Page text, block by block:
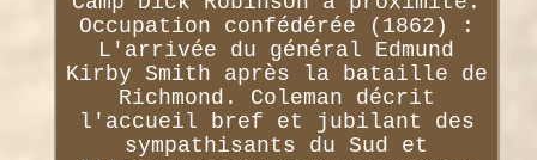
Occupation confédérée (1862) :
L'arrivée du général Edmund
Kirby Smith après la bataille de
Richmond. Coleman décrit
l'accueil bref et jubilant des
sympathisants du Sud et